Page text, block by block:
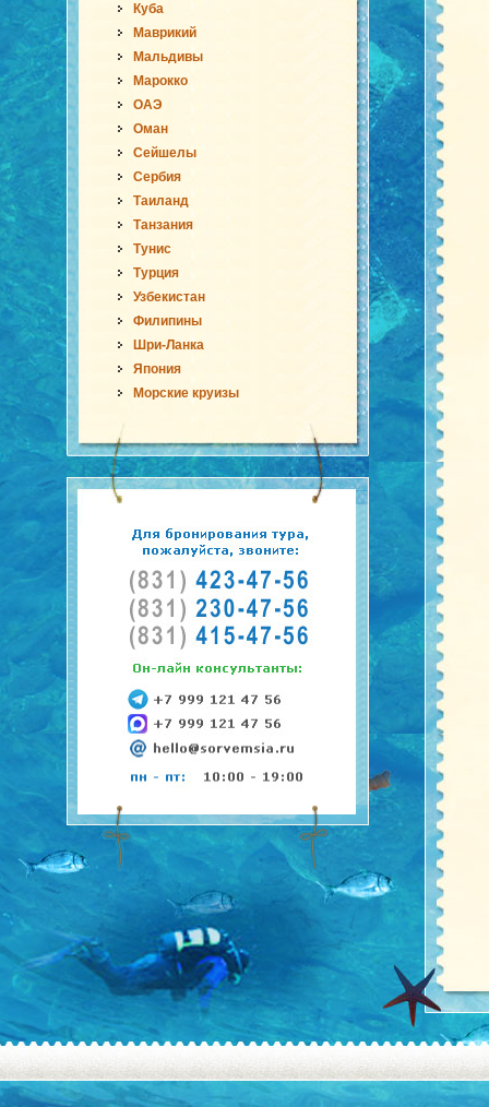
Куба
Маврикий
Мальдивы
Марокко
ОАЭ
Оман
Сейшелы
Сербия
Таиланд
Танзания
Тунис
Турция
Узбекистан
Филипины
Шри-Ланка
Япония
Морские круизы